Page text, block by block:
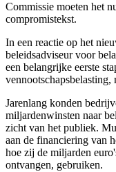
Commissie moeten het
compromistekst.
In een reactie op het
beleidsadviseur voor
een belangrijke eerste
vennootschapsbelasting,
Jarenlang konden
miljardenwinsten naar
zicht van het publiek.
aan de financiering van
hoe zij de miljarden
ontvangen, gebruiken.